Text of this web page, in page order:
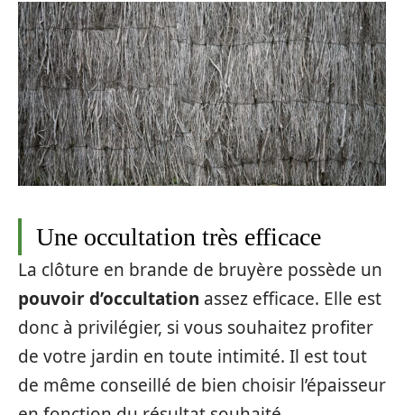
Une occultation très efficace
La clôture en brande de bruyère possède un
pouvoir d’occultation assez efficace. Elle est
donc à privilégier, si vous souhaitez profiter
de votre jardin en toute intimité. Il est tout
de même conseillé de bien choisir l’épaisseur